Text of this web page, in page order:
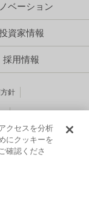
ベーション
資家情報
採用情報
針
クセスを分析
にクッキーを
確認くださ